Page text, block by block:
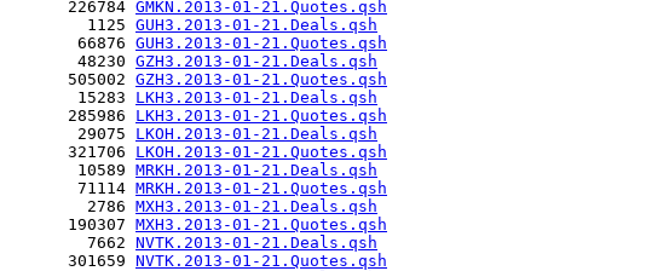
      226784
GMKN.2013-01-21.Quotes.qsh
        1125
GUH3.2013-01-21.Deals.qsh
       66876
GUH3.2013-01-21.Quotes.qsh
       48230
GZH3.2013-01-21.Deals.qsh
      505002
GZH3.2013-01-21.Quotes.qsh
       15283
LKH3.2013-01-21.Deals.qsh
      285986
LKH3.2013-01-21.Quotes.qsh
       29075
LKOH.2013-01-21.Deals.qsh
      321706
LKOH.2013-01-21.Quotes.qsh
       10589
MRKH.2013-01-21.Deals.qsh
       71114
MRKH.2013-01-21.Quotes.qsh
        2786
MXH3.2013-01-21.Deals.qsh
      190307
MXH3.2013-01-21.Quotes.qsh
        7662
NVTK.2013-01-21.Deals.qsh
      301659
NVTK.2013-01-21.Quotes.qsh